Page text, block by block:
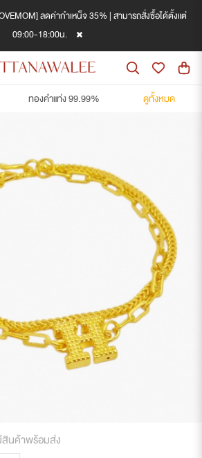
ลดค่ากำเหน็จ 35% | สามารถสั่งซื้อได้ตั้งแต่
09:00-18:00น.
ทองคำแท่ง 99.99% ดูทั้งหมด
นค้าพร้อมส่ง